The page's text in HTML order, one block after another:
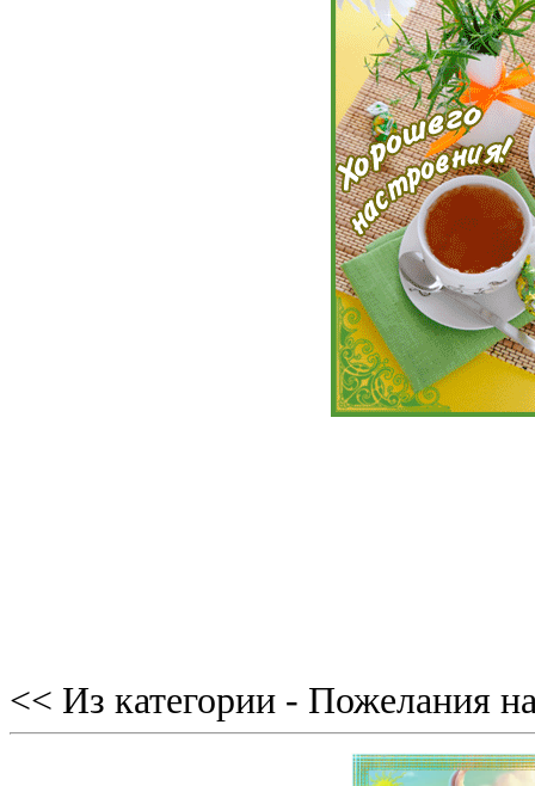
<< Из категории - Пожелания